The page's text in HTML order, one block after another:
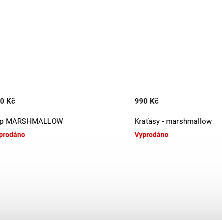
MARSHMALLOW
Kč
Kraťasy - marshmallow
Vyprodáno
990 Kč